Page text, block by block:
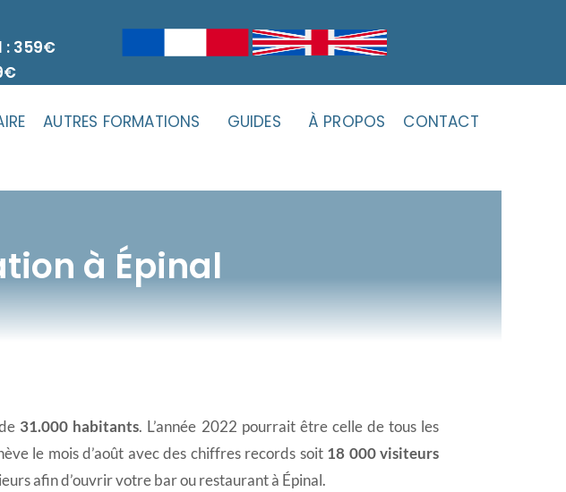
: 359€
AUTRES FORMATIONS GUIDES À PROPOS CONTACT
à Épinal
31.000 habitants. L’année 2022 pourrait être celle de tous les
le mois d’août avec des chiffres records soit 18 000 visiteurs
afin d’ouvrir votre bar ou restaurant à Épinal.